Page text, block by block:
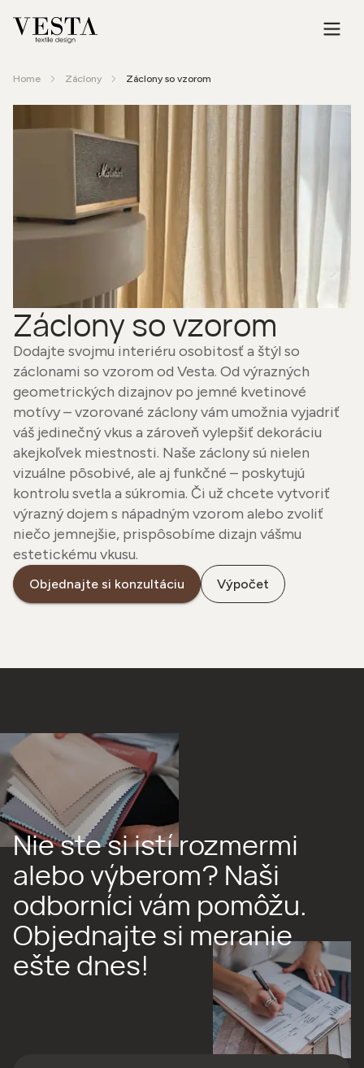
Home Záclony Záclony so vzorom
Záclony so vzorom
Dodajte svojmu interiéru osobitosť a štýl so
záclonami so vzorom od Vesta. Od výrazných
geometrických dizajnov po jemné kvetinové
motívy – vzorované záclony vám umožnia vyjadriť
váš jedinečný vkus a zároveň vylepšiť dekoráciu
akejkoľvek miestnosti. Naše záclony sú nielen
vizuálne pôsobivé, ale aj funkčné – poskytujú
kontrolu svetla a súkromia. Či už chcete vytvoriť
výrazný dojem s nápadným vzorom alebo zvoliť
niečo jemnejšie, prispôsobíme dizajn vášmu
estetickému vkusu.
Objednajte si konzultáciu Výpočet
Nie ste si istí rozmermi
alebo výberom? Naši
odborníci vám pomôžu.
Objednajte si meranie
ešte dnes!